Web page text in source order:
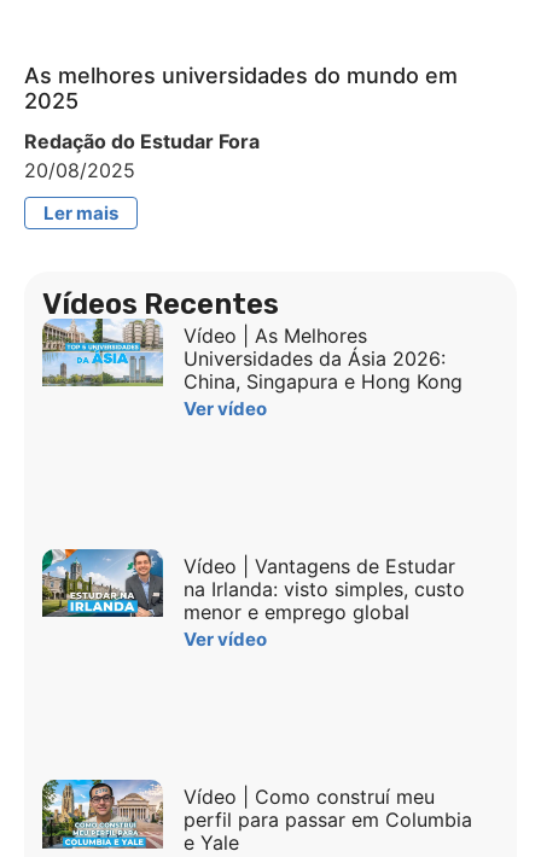
As melhores universidades do mundo em
2025
Redação do Estudar Fora
20/08/2025
Ler mais
Vídeos Recentes
Vídeo | As Melhores
Universidades da Ásia 2026:
China, Singapura e Hong Kong
Ver vídeo
Vídeo | Vantagens de Estudar
na Irlanda: visto simples, custo
menor e emprego global
Ver vídeo
Vídeo | Como construí meu
perfil para passar em Columbia
e Yale